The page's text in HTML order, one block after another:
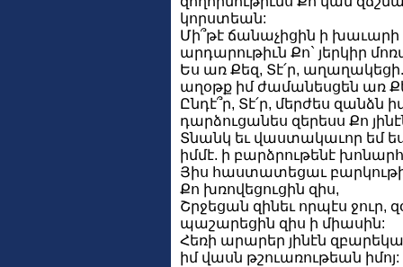
կորստեան:
Մի՞թէ ճանաչիցին ի խաւարի
արդարութիւն Քո` յերկիր
Ես առ Քեզ, Տէ՛ր,
աղօթք իմ ժամանեսցեն առ
Ընդէ՞ր, Տէ՛ր, մերժես զանձն
դարձուցանես զերեսս Քո
Տնանկ եւ վաստակաւոր եմ
իմմէ. ի բարձրութենէ
Յիս հաստատեցաւ
Քո խռովեցուցին զիս,
Շրջեցան զինեւ որպէս ջուր,
պաշարեցին զիս ի միասին:
Հեռի արարեր յինէն
իմ վասն թշուառութեան իմոյ: